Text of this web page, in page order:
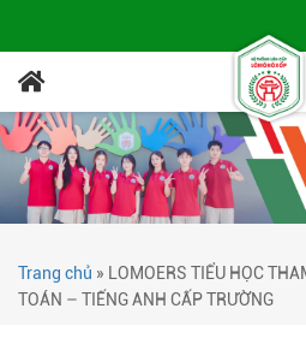
Trang chủ » LOMOERS TIỂU HỌC
TOÁN – TIẾNG ANH CẤP TRƯỜNG